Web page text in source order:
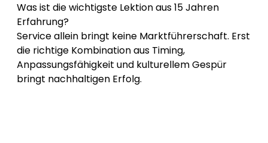
Was ist die wichtigste Lektion aus 15 Jahren
Erfahrung?
Service allein bringt keine Marktführerschaft. Erst
die richtige Kombination aus Timing,
Anpassungsfähigkeit und kulturellem Gespür
bringt nachhaltigen Erfolg.